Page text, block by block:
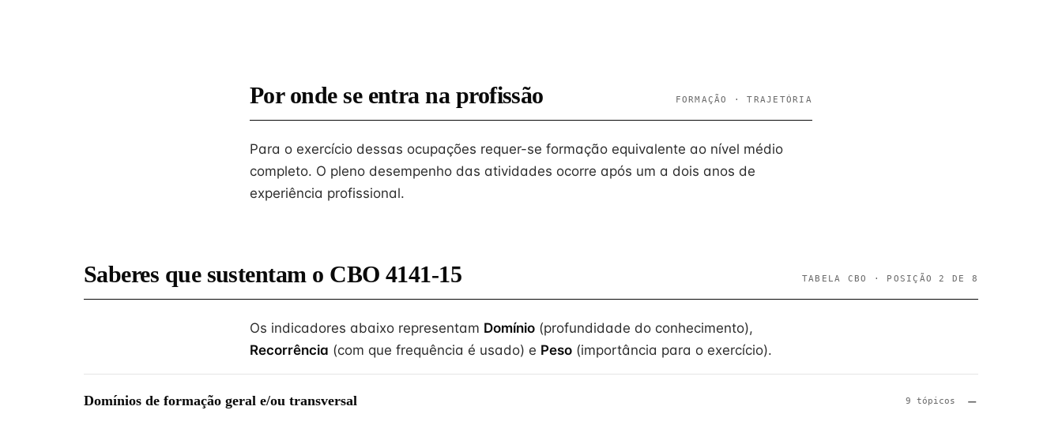
Por onde se entra na profissão FORMAÇÃO · TRAJETÓRIA
Para o exercício dessas ocupações requer-se formação equivalente ao nível médio
completo. O pleno desempenho das atividades ocorre após um a dois anos de
experiência profissional.
Saberes que sustentam o CBO 4141-15 TABELA CBO · POSIÇÃO 2 DE 8
Os indicadores abaixo representam Domínio (profundidade do conhecimento),
Recorrência (com que frequência é usado) e Peso (importância para o exercício).
Domínios de formação geral e/ou transversal 9 tópicos